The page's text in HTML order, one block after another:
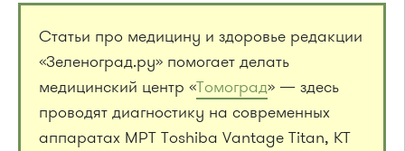
Статьи про медицину и здоровье редакции
«Зеленоград.ру» помогает делать
медицинский центр «Томоград» — здесь
проводят диагностику на современных
аппаратах МРТ Toshiba Vantage Titan, КТ